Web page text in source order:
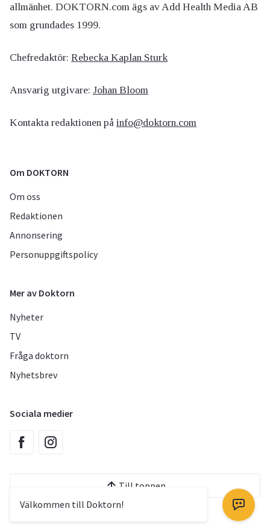
Välkommen till Doktorn!
allmänhet. DOKTORN.com ägs av Add Health Media AB
som grundades 1999.
Chefredaktör: Rebecka Kaplan Sturk
Ansvarig utgivare: Johan Bloom
Kontakta redaktionen på info@doktorn.com
Om DOKTORN
Om oss
Redaktionen
Annonsering
Personuppgiftspolicy
Mer av Doktorn
Nyheter
TV
Fråga doktorn
Nyhetsbrev
Sociala medier
Till toppen